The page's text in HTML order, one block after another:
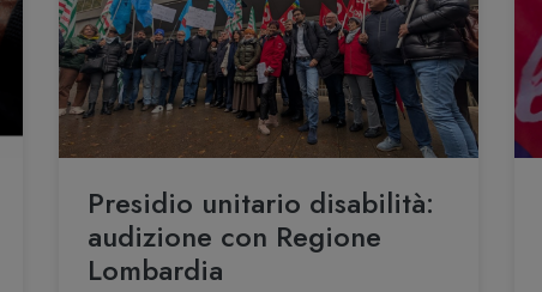
Presidio unitario disabilità:
audizione con Regione
Lombardia